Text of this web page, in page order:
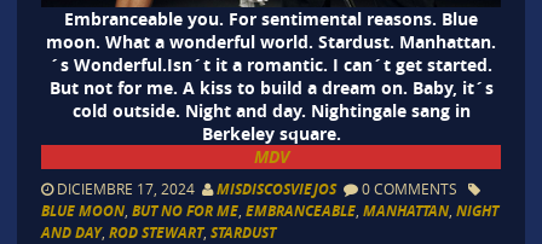
Embranceable you. For sentimental reasons. Blue
moon. What a wonderful world. Stardust. Manhattan.
´s Wonderful.Isn´t it a romantic. I can´t get started.
But not for me. A kiss to build a dream on. Baby, it´s
cold outside. Night and day. Nightingale sang in
Berkeley square.
MDV
DICIEMBRE 17, 2024 MISDISCOSVIEJOS 0 COMMENTS
BLUE MOON, BUT NO FOR ME, EMBRANCEABLE, MANHATTAN, NIGHT
AND DAY, ROD STEWART, STARDUST